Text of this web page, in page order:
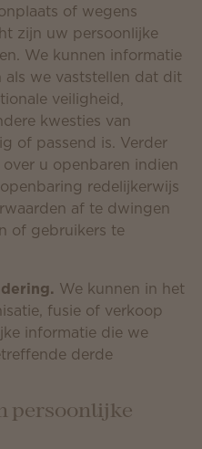
of wegens
zijn uw persoonlijke
We kunnen informatie
we vaststellen dat dit
veiligheid,
kwesties van
of passend is. Verder
u openbaren indien
redelijkerwijs
af te dwingen
of gebruikers te
We kunnen in het
fusie of verkoop
informatie die we
derde
persoonlijke